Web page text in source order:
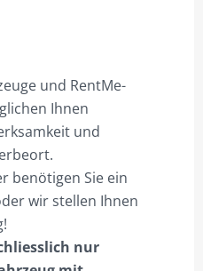
und RentMe-
Ihnen
und
benötigen Sie ein
wir stellen Ihnen
nur